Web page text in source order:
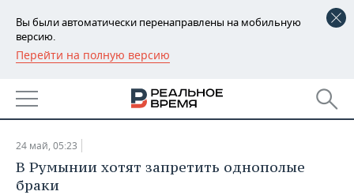
Вы были автоматически перенаправлены на мобильную
версию.
Перейти на полную версию
РЕГИОНЫ
БАШКОРТОСТАН
УДМУРТИЯ
НОВОСТИ
НОВОСТИ АНАЛИТИКИ
ЭКОНОМИКА
24.05.2016
24 май, 05:23
В Румынии хотят запретить однополые
браки